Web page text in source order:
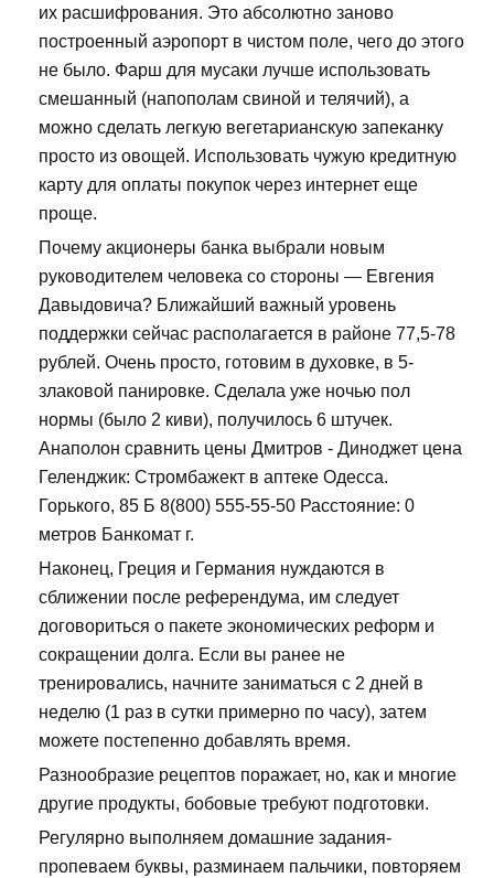
их расшифрования. Это абсолютно заново
построенный аэропорт в чистом поле, чего до этого
не было. Фарш для мусаки лучше использовать
смешанный (напополам свиной и телячий), а
можно сделать легкую вегетарианскую запеканку
просто из овощей. Использовать чужую кредитную
карту для оплаты покупок через интернет еще
проще.
Почему акционеры банка выбрали новым
руководителем человека со стороны — Евгения
Давыдовича? Ближайший важный уровень
поддержки сейчас располагается в районе 77,5-78
рублей. Очень просто, готовим в духовке, в 5-
злаковой панировке. Сделала уже ночью пол
нормы (было 2 киви), получилось 6 штучек.
Анаполон сравнить цены Дмитров - Диноджет цена
Геленджик: Стромбажект в аптеке Одесса.
Горького, 85 Б 8(800) 555-55-50 Расстояние: 0
метров Банкомат г.
Наконец, Греция и Германия нуждаются в
сближении после референдума, им следует
договориться о пакете экономических реформ и
сокращении долга. Если вы ранее не
тренировались, начните заниматься с 2 дней в
неделю (1 раз в сутки примерно по часу), затем
можете постепенно добавлять время.
Разнообразие рецептов поражает, но, как и многие
другие продукты, бобовые требуют подготовки.
Регулярно выполняем домашние задания-
пропеваем буквы, разминаем пальчики, повторяем